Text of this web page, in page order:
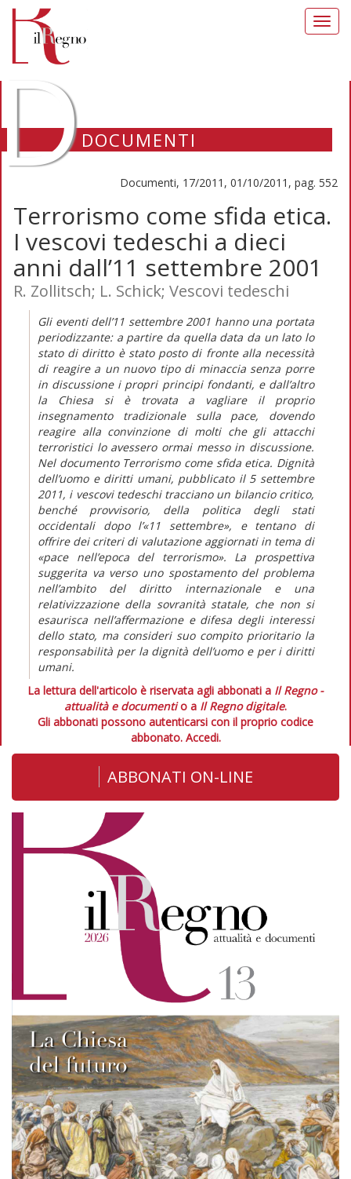
DOCUMENTI
Documenti, 17/2011, 01/10/2011, pag. 552
Terrorismo come sfida etica.
I vescovi tedeschi a dieci
anni dall’11 settembre 2001
R. Zollitsch; L. Schick; Vescovi tedeschi
Gli eventi dell’11 settembre 2001 hanno una portata
periodizzante: a partire da quella data da un lato lo
stato di diritto è stato posto di fronte alla necessità
di reagire a un nuovo tipo di minaccia senza porre
in discussione i propri principi fondanti, e dall’altro
la Chiesa si è trovata a vagliare il proprio
insegnamento tradizionale sulla pace, dovendo
reagire alla convinzione di molti che gli attacchi
terroristici lo avessero ormai messo in discussione.
Nel documento Terrorismo come sfida etica. Dignità
dell’uomo e diritti umani, pubblicato il 5 settembre
2011, i vescovi tedeschi tracciano un bilancio critico,
benché provvisorio, della politica degli stati
occidentali dopo l’«11 settembre», e tentano di
offrire dei criteri di valutazione aggiornati in tema di
«pace nell’epoca del terrorismo». La prospettiva
suggerita va verso uno spostamento del problema
nell’ambito del diritto internazionale e una
relativizzazione della sovranità statale, che non si
esaurisca nell’affermazione e difesa degli interessi
dello stato, ma consideri suo compito prioritario la
responsabilità per la dignità dell’uomo e per i diritti
umani.
La lettura dell'articolo è riservata agli abbonati a Il Regno -
attualità e documentio a Il Regno digitale.
Gli abbonati possono autenticarsi con il proprio codice
abbonato. Accedi.
ABBONATI ON-LINE